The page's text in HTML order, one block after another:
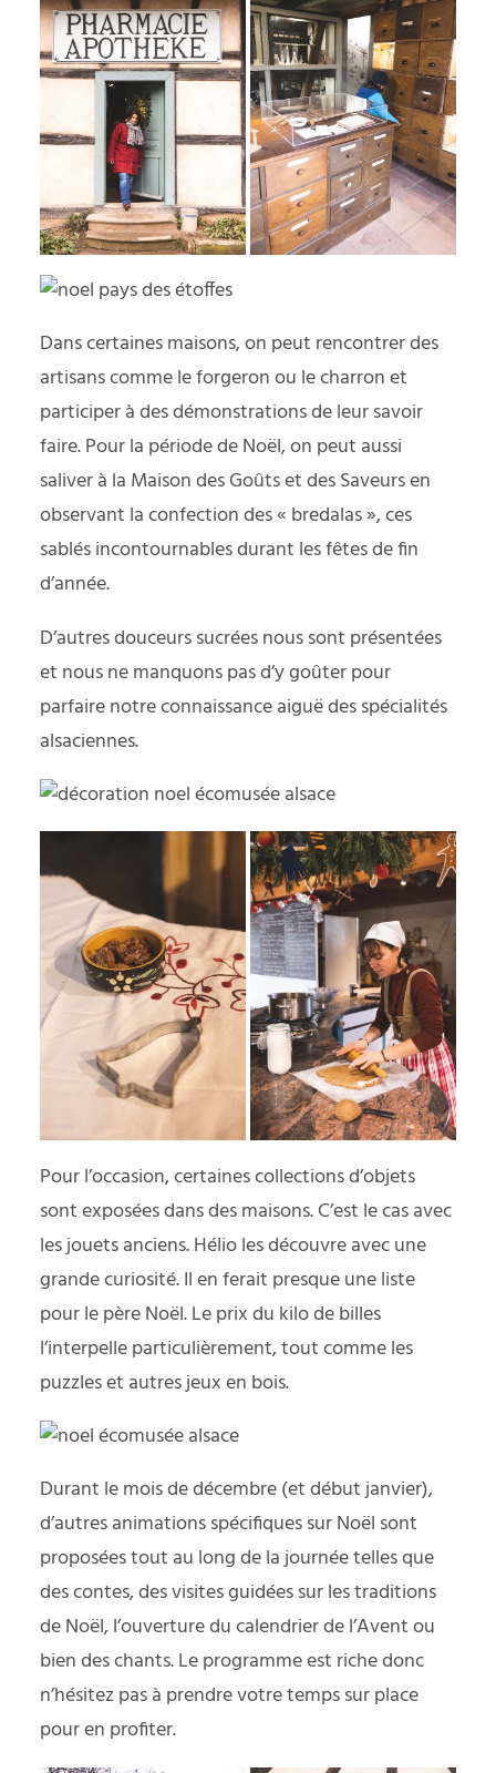
Dans certaines maisons, on peut rencontrer des
artisans comme le forgeron ou le charron et
participer à des démonstrations de leur savoir
faire. Pour la période de Noël, on peut aussi
saliver à la Maison des Goûts et des Saveurs en
observant la confection des « bredalas », ces
sablés incontournables durant les fêtes de fin
d’année.
D’autres douceurs sucrées nous sont présentées
et nous ne manquons pas d’y goûter pour
parfaire notre connaissance aiguë des spécialités
alsaciennes.
Pour l’occasion, certaines collections d’objets
sont exposées dans des maisons. C’est le cas avec
les jouets anciens. Hélio les découvre avec une
grande curiosité. Il en ferait presque une liste
pour le père Noël. Le prix du kilo de billes
l’interpelle particulièrement, tout comme les
puzzles et autres jeux en bois.
Durant le mois de décembre (et début janvier),
d’autres animations spécifiques sur Noël sont
proposées tout au long de la journée telles que
des contes, des visites guidées sur les traditions
de Noël, l’ouverture du calendrier de l’Avent ou
bien des chants. Le programme est riche donc
n’hésitez pas à prendre votre temps sur place
pour en profiter.